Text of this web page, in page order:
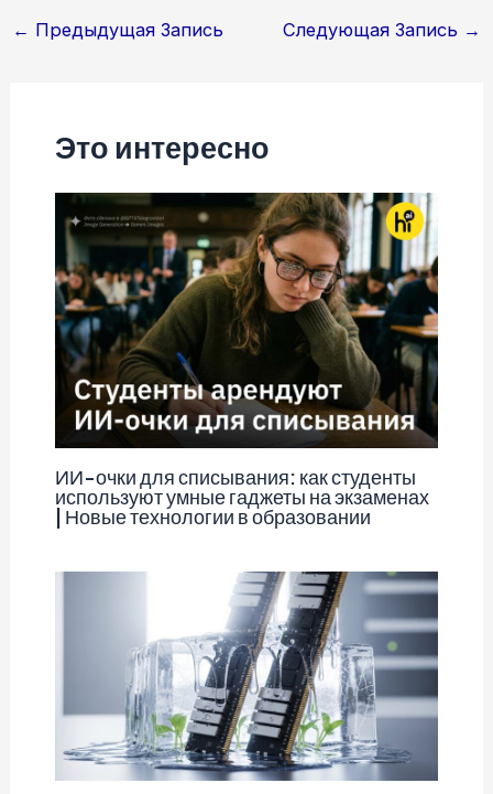
Навигация
← Предыдущая Запись Следующая Запись →
Это интересно
ИИ-очки для списывания: как студенты
используют умные гаджеты на экзаменах
| Новые технологии в образовании